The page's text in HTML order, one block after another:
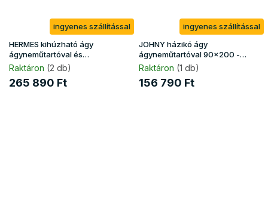
ingyenes szállítással
HERMES kihúzható ágy
ágyneműtartóval és
matracokkal 80x200 - szürke
Raktáron (2 db)
265 890 Ft
ingyenes szállítással
JOHNY házikó ágy
ágyneműtartóval 90x200 -
fehér
Raktáron (1 db)
156 790 Ft